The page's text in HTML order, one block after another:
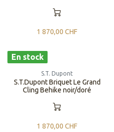
1 870,00 CHF
En stock
S.T. Dupont
S.T.Dupont Briquet Le Grand
Cling Behike noir/doré
1 870,00 CHF